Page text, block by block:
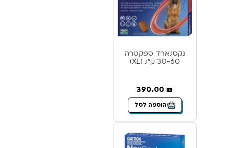
נקסגארד ספקטרה
30-60 ק”ג (XL)
390.00 ₪
הוספה לסל